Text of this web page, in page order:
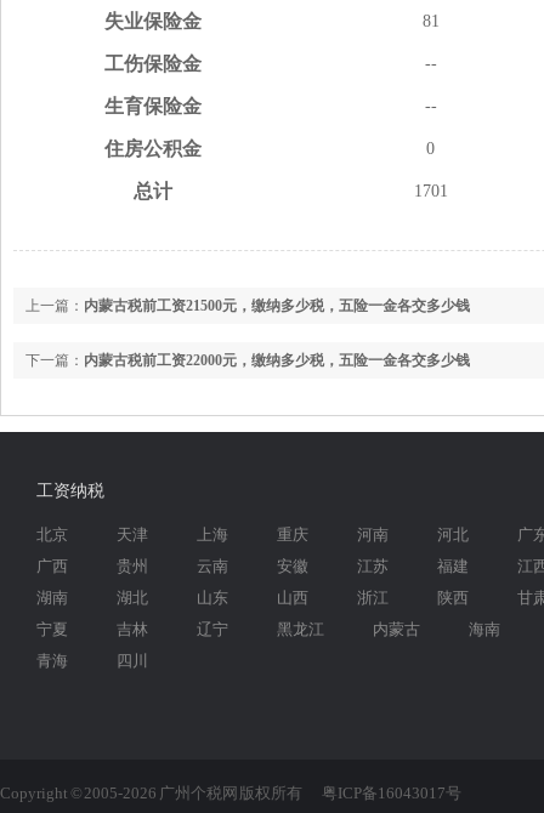
失业保险金 81
工伤保险金 --
生育保险金 --
住房公积金 0
总计 1701
上一篇： 内蒙古税前工资21500元，缴纳多少税，五险一金各交多少钱
下一篇： 内蒙古税前工资22000元，缴纳多少税，五险一金各交多少钱
工资纳税
北京 天津 上海 重庆 河南 河北
广
广西
贵州 云南 安徽 江苏 福建
江
湖南
湖北 山东 山西 浙江 陕西
甘
宁夏
吉林 辽宁 黑龙江 内蒙古
海南
青海
四川
Copyright © 2005-2026 广州个税网 版权所有 粤ICP备16043017号